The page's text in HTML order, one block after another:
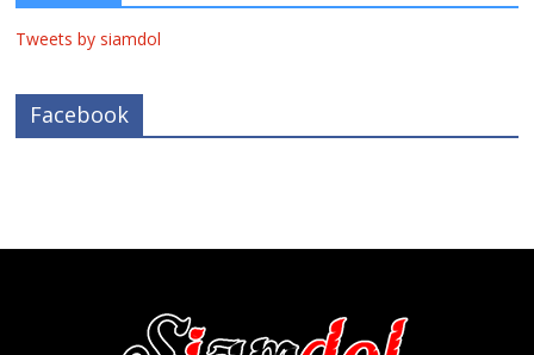
Tweets by siamdol
Facebook